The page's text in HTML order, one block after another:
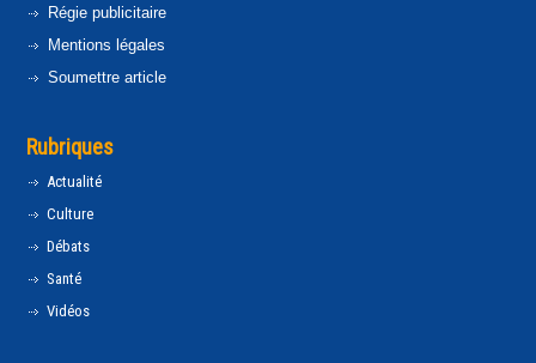
Régie publicitaire
Mentions légales
Soumettre article
Rubriques
Actualité
Culture
Débats
Santé
Vidéos